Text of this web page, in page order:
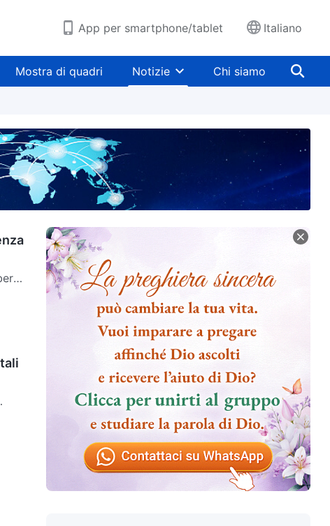
App per smartphone/tablet Italiano
Mostra di quadri Notizie Chi siamo